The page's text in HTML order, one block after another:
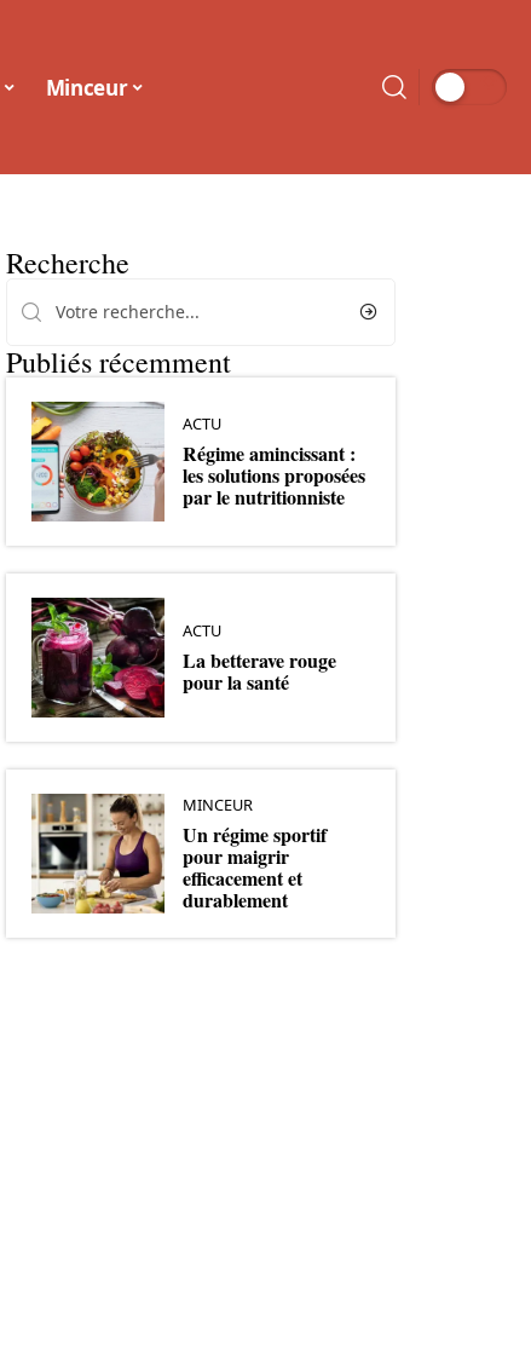
Minceur
Recherche
Publiés récemment
ACTU
Régime amincissant :
les solutions proposées
par le nutritionniste
ACTU
La betterave rouge
pour la santé
MINCEUR
Un régime sportif
pour maigrir
efficacement et
durablement